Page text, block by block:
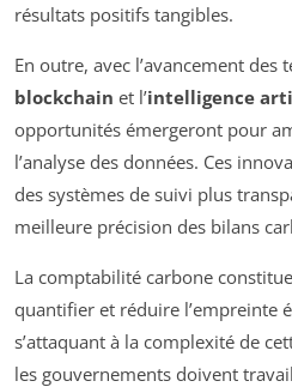
résultats positifs tangibles.
En outre, avec l’avancement des
blockchain et l’intelligence
opportunités émergeront pour
l’analyse des données. Ces
des systèmes de suivi plus
meilleure précision des bilans
La comptabilité carbone
quantifier et réduire l’empreinte
s’attaquant à la complexité de
les gouvernements doivent